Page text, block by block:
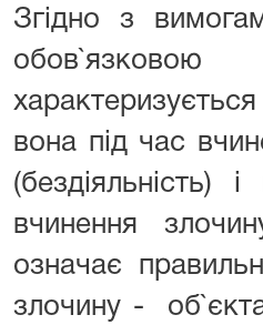
Згідно з
вона під час
(бездіяльність)
вчинення
означає
злочину -